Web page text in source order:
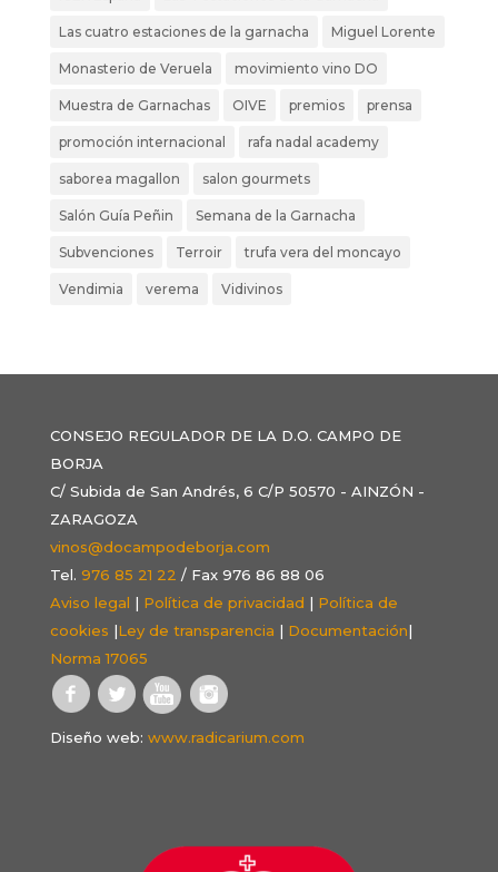
Las cuatro estaciones de la garnacha Miguel Lorente
Monasterio de Veruela movimiento vino DO
Muestra de Garnachas OIVE premios prensa
promoción internacional rafa nadal academy
saborea magallon salon gourmets
Salón Guía Peñin Semana de la Garnacha
Subvenciones Terroir trufa vera del moncayo
Vendimia verema Vidivinos
CONSEJO REGULADOR DE LA D.O. CAMPO DE
BORJA
C/ Subida de San Andrés, 6 C/P 50570 - AINZÓN -
ZARAGOZA
vinos@docampodeborja.com
Tel. 976 85 21 22 / Fax 976 86 88 06
Aviso legal | Política de privacidad | Política de
cookies |Ley de transparencia | Documentación|
Norma 17065
Diseño web: www.radicarium.com